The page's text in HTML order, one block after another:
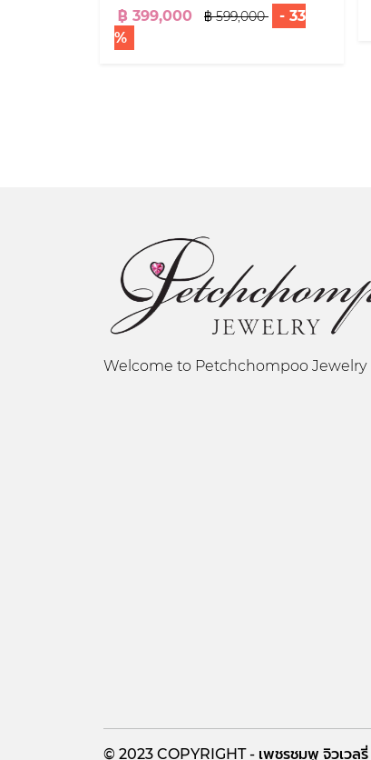
฿ 399,000
฿ 599,000
- 33
%
Welcome to Petchchompoo Jewelry
© 2023 COPYRIGHT - เพชรชมพู จิวเวลรี่